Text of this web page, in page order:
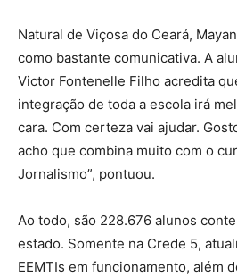
Natural de Viçosa do Ceará,
como bastante comunicativa. A
Victor Fontenelle Filho acredita
integração de toda a escola irá
cara. Com certeza vai ajudar.
acho que combina muito com o
Jornalismo”, pontuou.
Ao todo, são 228.676 alunos
estado. Somente na Crede 5,
EEMTIs em funcionamento, além